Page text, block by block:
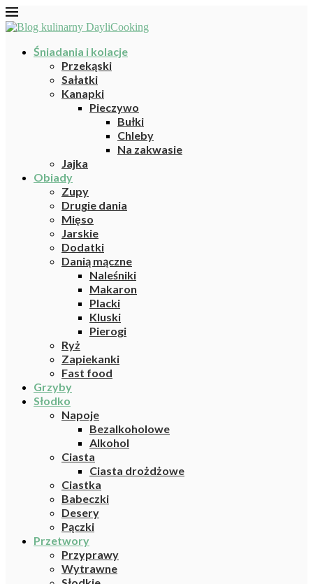
Śniadania i kolacje
Przekąski
Sałatki
Kanapki
Pieczywo
Bułki
Chleby
Na zakwasie
Jajka
Obiady
Zupy
Drugie dania
Mięso
Jarskie
Dodatki
Danią mączne
Naleśniki
Makaron
Placki
Kluski
Pierogi
Ryż
Zapiekanki
Fast food
Grzyby
Słodko
Napoje
Bezalkoholowe
Alkohol
Ciasta
Ciasta drożdżowe
Ciastka
Babeczki
Desery
Pączki
Przetwory
Przyprawy
Wytrawne